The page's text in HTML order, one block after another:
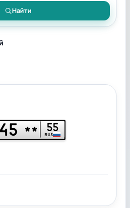
Найти
** 55
RUS